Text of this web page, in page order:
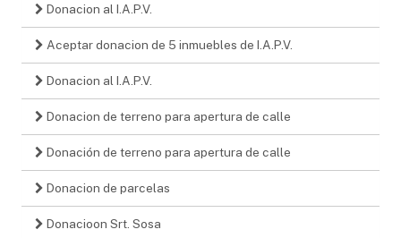
Donacion al I.A.P.V.
Aceptar donacion de 5 inmuebles de I.A.P.V.
Donacion al I.A.P.V.
Donacion de terreno para apertura de calle
Donación de terreno para apertura de calle
Donacion de parcelas
Donacioon Srt. Sosa